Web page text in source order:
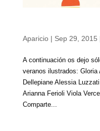
Aparicio| Sep 29, 2015
A continuación os dejo
veranos ilustrados:
Dellepiane Alessia
Arianna Ferioli Viola
Comparte...